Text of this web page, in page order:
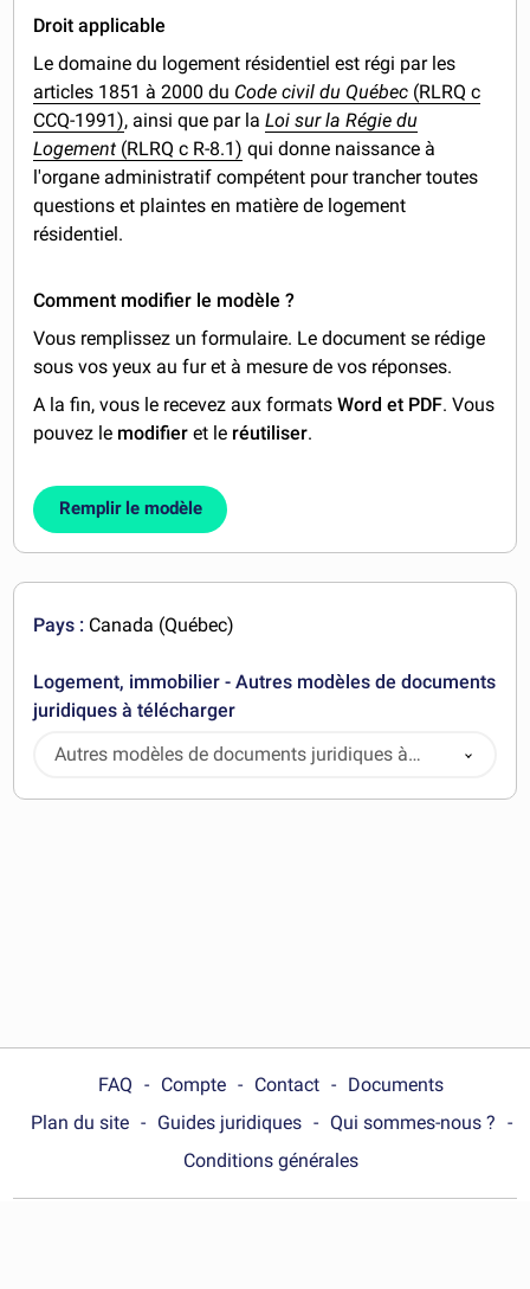
Droit applicable
Le domaine du logement résidentiel est régi par les
articles 1851 à 2000 du Code civil du Québec (RLRQ c
CCQ-1991), ainsi que par laLoi sur la Régie du
Logement (RLRQ c R-8.1) qui donne naissance à
l'organe administratif compétent pour trancher toutes
questions et plaintes en matière de logement
résidentiel.
Comment modifier le modèle ?
Vous remplissez un formulaire. Le document se rédige
sous vos yeux au fur et à mesure de vos réponses.
A la fin, vous le recevez aux formatsWord et PDF. Vous
pouvez le modifier et le réutiliser.
Remplir le modèle
Pays : Canada (Québec)
Logement, immobilier - Autres modèles de documents
juridiques à télécharger
Autres modèles de documents juridiques à
télécharger
FAQ Compte Contact
Documents
Plan du site
Guides juridiques
Qui sommes-nous ?
Conditions générales